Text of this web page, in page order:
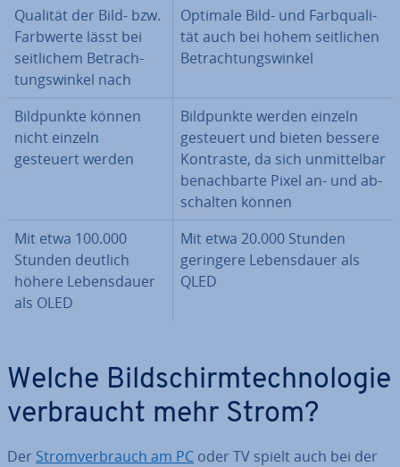
Qualität der Bild- bzw.
Farbwerte lässt bei
seit­li­chem Be­trach­
tungs­win­kel nach
Optimale Bild- und Farb­qua­li­
tät auch bei hohem seit­li­chen
Be­trach­tungs­win­kel
Bild­punk­te können
nicht einzeln
gesteuert werden
Bild­punk­te werden einzeln
gesteuert und bieten bessere
Kontraste, da sich un­mit­tel­bar
be­nach­bar­te Pixel an- und ab­
schal­ten können
Mit etwa 100.000
Stunden deutlich
höhere Le­bens­dau­er
als OLED
Mit etwa 20.000 Stunden
geringere Le­bens­dau­er als
QLED
Welche Bild­schirm­tech­no­lo­gie
ver­braucht mehr Strom?
Der Strom­ver­brauch am PC oder TV spielt auch bei der